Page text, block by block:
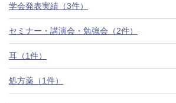
学会発表実績（3件）
セミナー・講演会・勉強会（2件）
耳（1件）
処方薬（1件）